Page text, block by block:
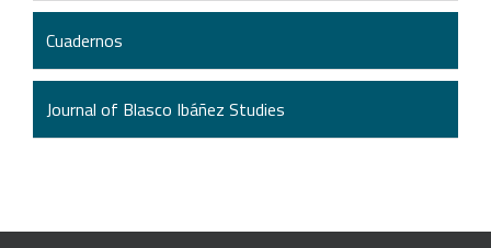
Cuadernos
Journal of Blasco Ibáñez Studies